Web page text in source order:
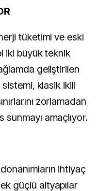
tüketimi ve eski
iki büyük teknik
geliştirilen
klasik ikili
zorlamadan
amaçlıyor.
ihtiyaç
güçlü altyapılar